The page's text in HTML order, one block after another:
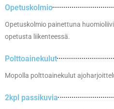
Opetuskolmio
Opetuskolmio painettuna
opetusta liikenteessä.
Polttoainekulut
Mopolla polttoainekulut
2kpl passikuvia